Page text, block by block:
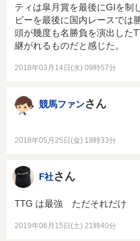
ティは皐月賞を最後にGIを制
ビーを最後に国内レースでは
頭が幾度も名勝負を演出した
継がれるものだと感じた。
2018年03月14日(水) 09時57分
競馬ファンさん
2018年05月25日(金) 18時33分
F社さん
TTG は最強 ただそれだけ
2019年06月15日(土) 21時40分